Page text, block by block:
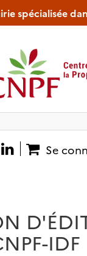
spécialisée
Rechercher
siteSe
IDF